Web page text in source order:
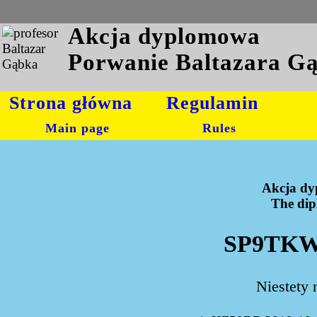
Akcja dyplomowa
Porwanie Baltazara
Strona główna
Main page
Regulamin
Rules
Akcja
The
Niestety